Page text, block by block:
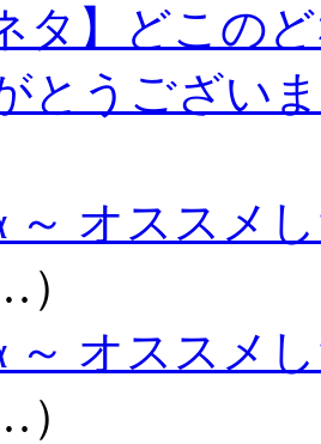
タ】どこの
とうござい
～ オススメ
～ オススメ